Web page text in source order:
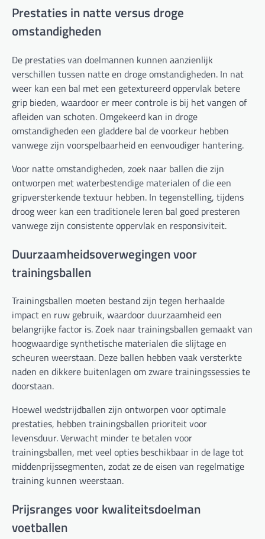
Prestaties in natte versus droge
omstandigheden
De prestaties van doelmannen kunnen aanzienlijk
verschillen tussen natte en droge omstandigheden. In nat
weer kan een bal met een getextureerd oppervlak betere
grip bieden, waardoor er meer controle is bij het vangen of
afleiden van schoten. Omgekeerd kan in droge
omstandigheden een gladdere bal de voorkeur hebben
vanwege zijn voorspelbaarheid en eenvoudiger hantering.
Voor natte omstandigheden, zoek naar ballen die zijn
ontworpen met waterbestendige materialen of die een
gripversterkende textuur hebben. In tegenstelling, tijdens
droog weer kan een traditionele leren bal goed presteren
vanwege zijn consistente oppervlak en responsiviteit.
Duurzaamheidsoverwegingen voor
trainingsballen
Trainingsballen moeten bestand zijn tegen herhaalde
impact en ruw gebruik, waardoor duurzaamheid een
belangrijke factor is. Zoek naar trainingsballen gemaakt van
hoogwaardige synthetische materialen die slijtage en
scheuren weerstaan. Deze ballen hebben vaak versterkte
naden en dikkere buitenlagen om zware trainingssessies te
doorstaan.
Hoewel wedstrijdballen zijn ontworpen voor optimale
prestaties, hebben trainingsballen prioriteit voor
levensduur. Verwacht minder te betalen voor
trainingsballen, met veel opties beschikbaar in de lage tot
middenprijssegmenten, zodat ze de eisen van regelmatige
training kunnen weerstaan.
Prijsranges voor kwaliteitsdoelman
voetballen